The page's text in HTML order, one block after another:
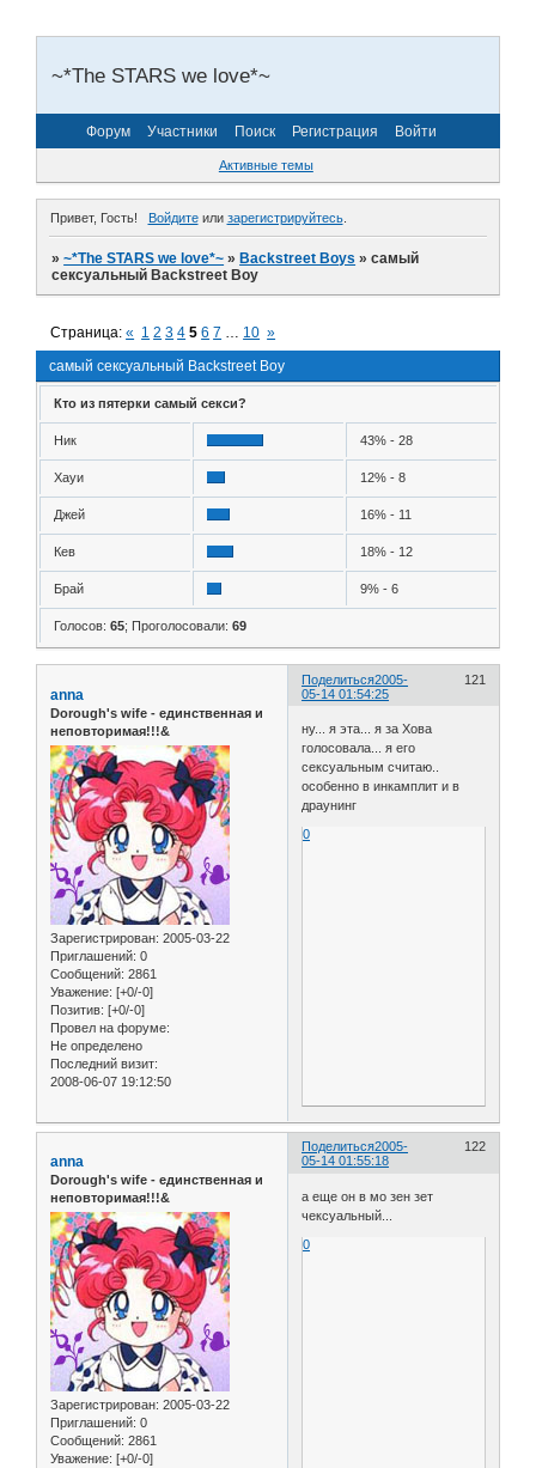
~*The STARS we love*~
Форум Участники Поиск Регистрация Войти
Активные темы
Привет, Гость! Войдитеили зарегистрируйтесь.
»~*The STARS we love*~ »Backstreet Boys »самый
сексуальный Backstreet Boy
самый сексуальный Backstreet Boy
Страница:« 1 2 3 4 5 6 7 … 10 »
Кто из пятерки самый секси?
Ник 43% - 28
Хауи 12% - 8
Джей 16% - 11
Кев 18% - 12
Брай 9% - 6
Голосов: 65; Проголосовали: 69
Поделиться 121
2005-
05-14 01:54:25
anna
Dorough's wife - единственная и
неповторимая!!!&
Зарегистрирован: 2005-03-22
Приглашений: 0
Сообщений: 2861
Уважение: [+0/-0]
Позитив: [+0/-0]
Провел на форуме:
Не определено
Последний визит:
2008-06-07 19:12:50
ну... я эта... я за Хова
голосовала... я его
сексуальным считаю..
особенно в инкамплит и в
драунинг
0
Поделиться 122
2005-
05-14 01:55:18
anna
Dorough's wife - единственная и
неповторимая!!!&
Зарегистрирован: 2005-03-22
Приглашений: 0
Сообщений: 2861
Уважение: [+0/-0]
а еще он в мо зен зет
чексуальный...
0